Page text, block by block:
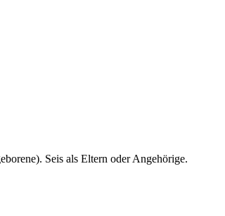
Seis als Eltern oder Angehörige.